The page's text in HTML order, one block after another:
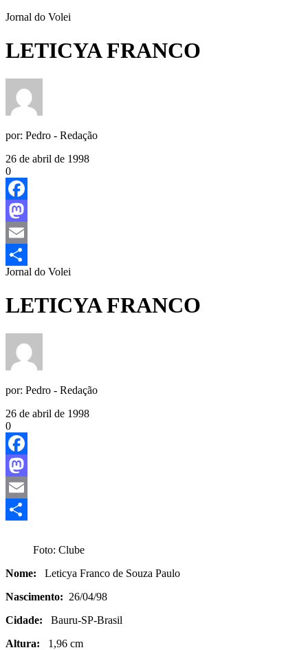
Jornal do Volei
LETICYA FRANCO
por: Pedro - Redação
26 de abril de 1998
0
Facebook
Mastodon
Email
Share
Jornal do Volei
LETICYA FRANCO
por: Pedro - Redação
26 de abril de 1998
0
Facebook
Mastodon
Email
Foto: Clube
Nome: Leticya Franco de Souza Paulo
Nascimento: 26/04/98
Cidade: Bauru-SP-Brasil
Altura: 1,96 cm